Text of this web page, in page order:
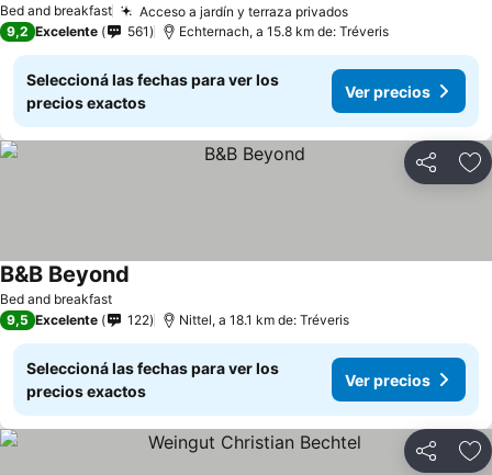
Bed and breakfast Acceso a jardín y terraza privados
9,2 Excelente 561 Echternach, a 15.8 km de: Tréveris
Seleccioná las fechas para ver los
precios exactos
Ver precios
Compartir
Bed and breakfast
B&B Beyond
9,5 Excelente 122 Nittel, a 18.1 km de: Tréveris
Seleccioná las fechas para ver los
precios exactos
Ver precios
Compartir